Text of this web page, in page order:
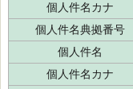
個人件名カナ
個人件名典拠番号
個人件名
個人件名カナ